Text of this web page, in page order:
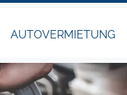
AUTOVERMIETUNG